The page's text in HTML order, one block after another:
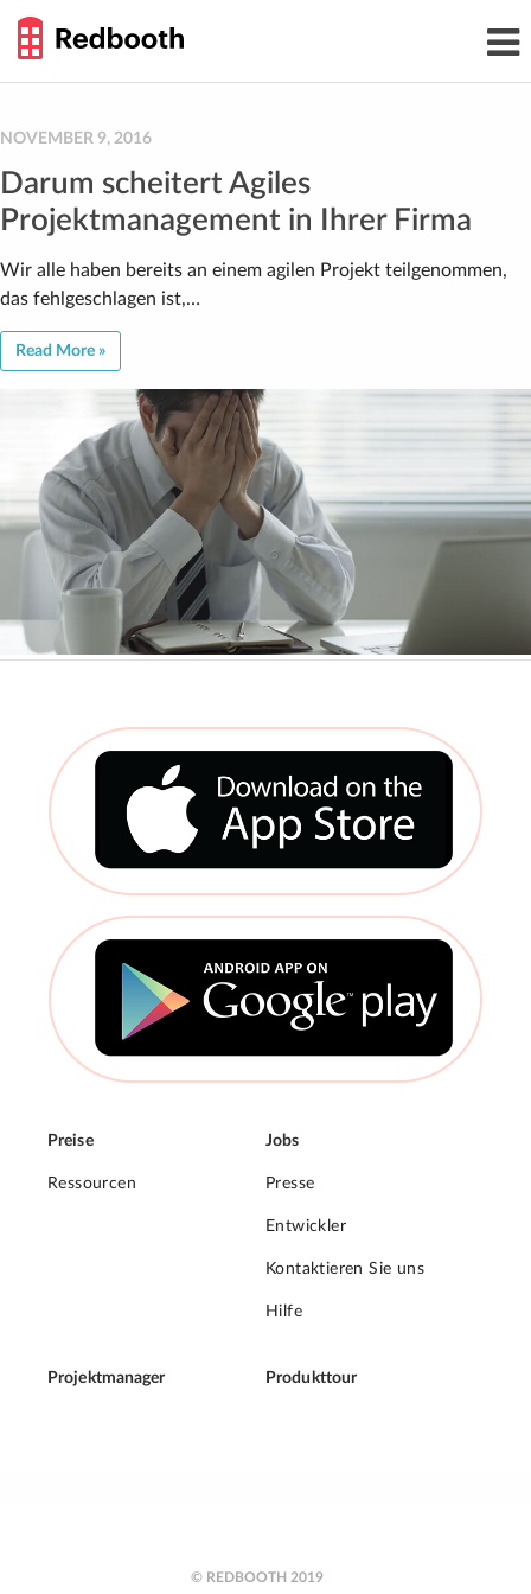
content
GUIDE
NOVEMBER 9, 2016
Darum scheitert Agiles
Projektmanagement in Ihrer Firma
Wir alle haben bereits an einem agilen Projekt teilgenommen,
das fehlgeschlagen ist,…
Read More »
Preise
Ressourcen
Jobs
Presse
Entwickler
Kontaktieren Sie uns
Hilfe
Projektmanager Produkttour
© REDBOOTH 2019